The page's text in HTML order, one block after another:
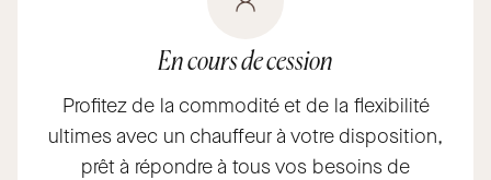
En cours de cession
Profitez de la commodité et de la flexibilité
ultimes avec un chauffeur à votre disposition,
prêt à répondre à tous vos besoins de